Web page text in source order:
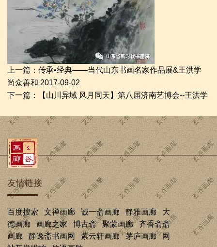
上一篇： 传承•经典——当代山东书画名家作品展&王洪学
尚众善和 2017-09-02
下一篇：
【山川异域 风月同天】第八届济南艺博会--王洪学
友情链接
百度搜索 文禅画廊 诚一斋画廊 静雅画廊
大
德画廊
画廊之家 博古斋 聚蒙画廊
齐香斋斋
画廊
静逸斋书画网 紫云轩画廊 茅庐画廊
网